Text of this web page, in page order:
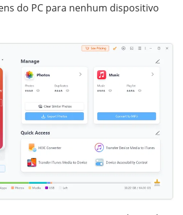
do PC para nenhum dispositivo